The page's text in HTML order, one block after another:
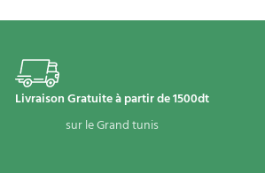
Livraison Gratuite à partir de 1500dt
sur le Grand tunis